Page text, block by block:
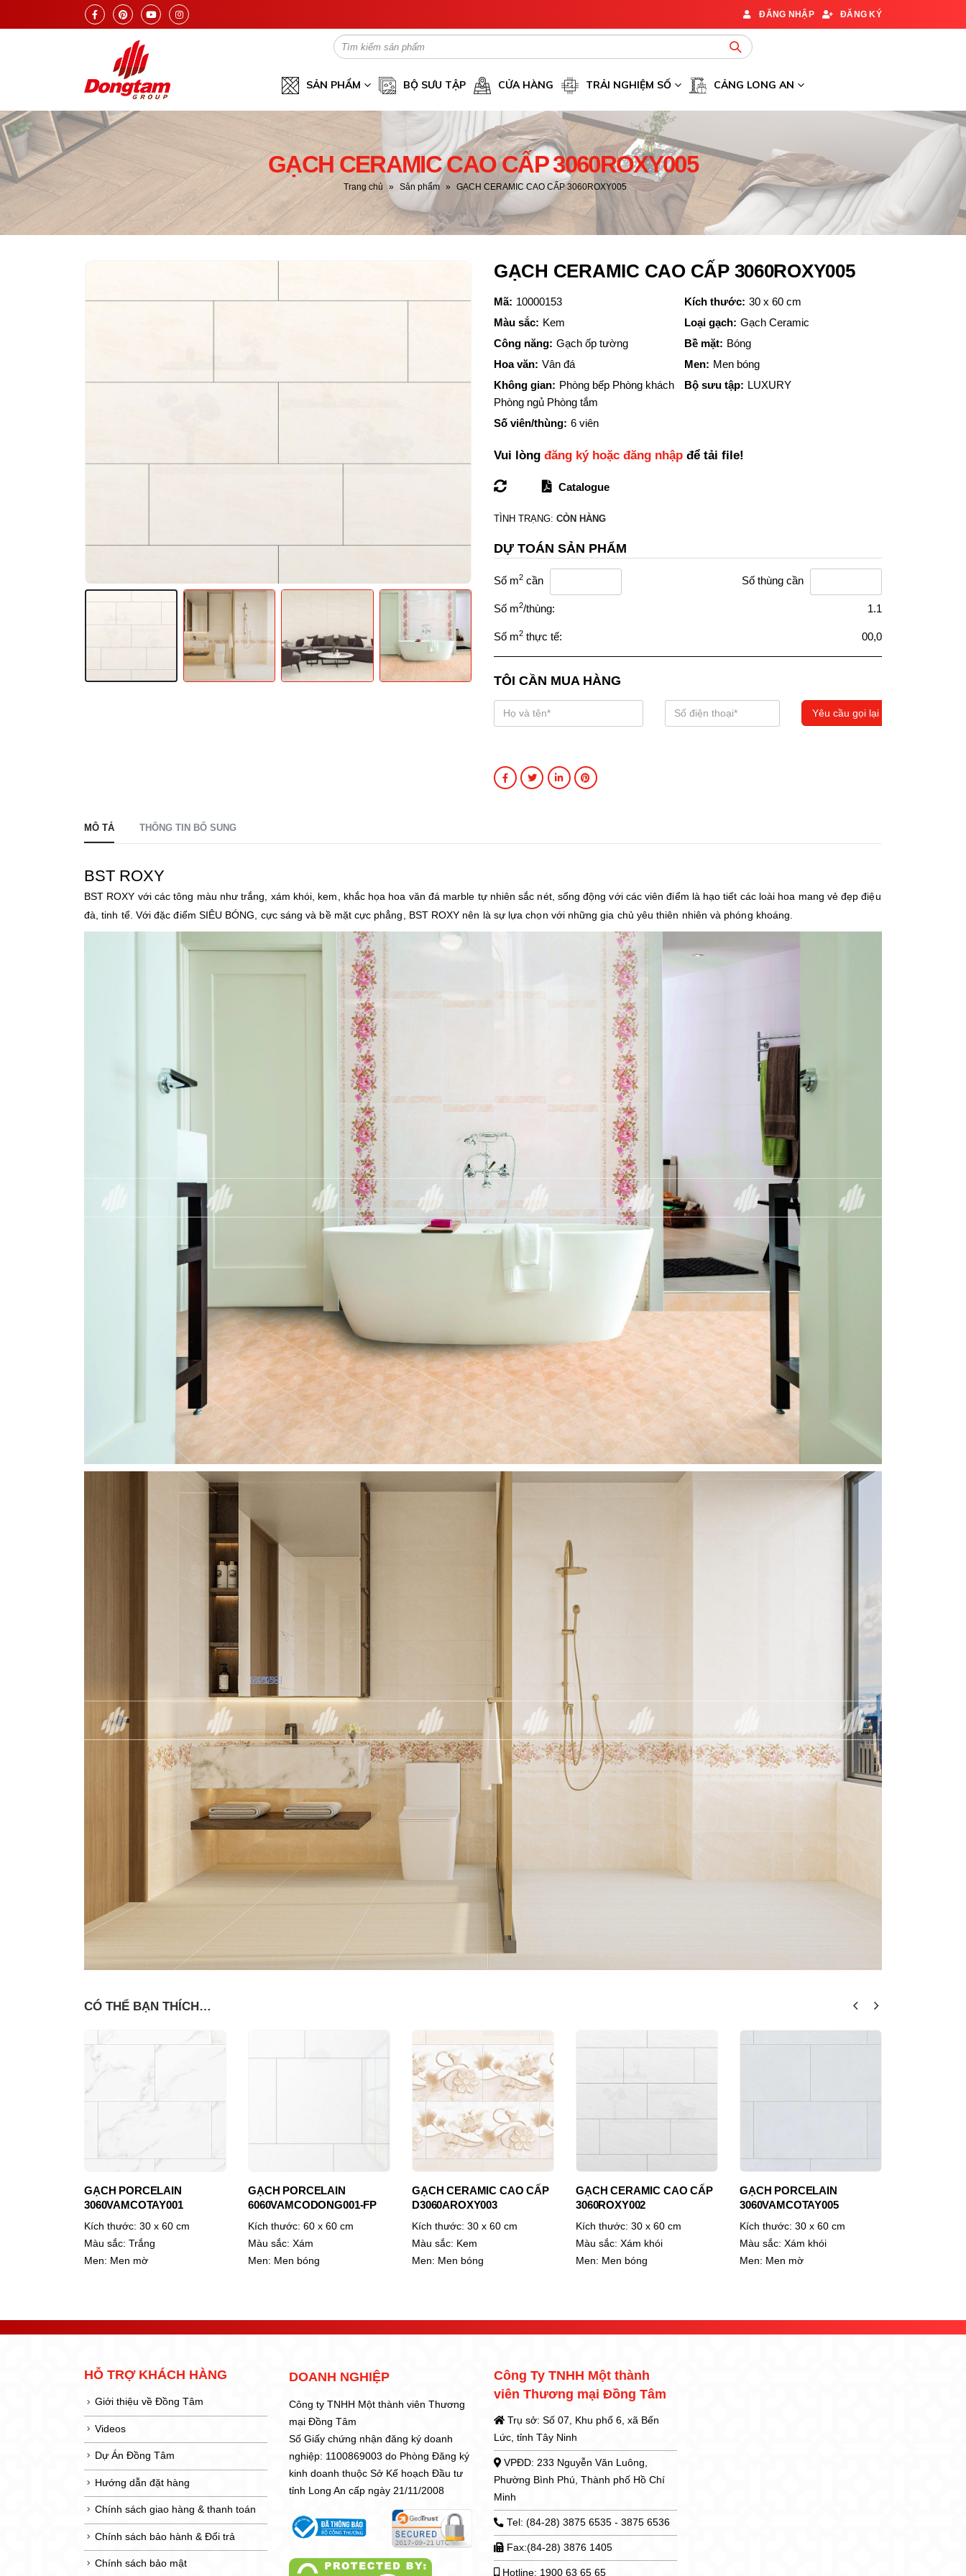
ĐĂNG NHẬP ĐĂNG KÝ
SẢN PHẨM BỘ SƯU TẬP CỬA HÀNG TRẢI NGHIỆM SỐ CẢNG LONG AN
GẠCH CERAMIC CAO CẤP 3060ROXY005
Trang chủ » Sản phẩm » GẠCH CERAMIC CAO CẤP 3060ROXY005
GẠCH CERAMIC CAO CẤP 3060ROXY005
Mã: 10000153 Kích thước: 30 x 60 cm
Màu sắc: Kem Loại gạch: Gạch Ceramic
Công năng: Gạch ốp tường Bề mặt: Bóng
Hoa văn: Vân đá Men: Men bóng
Không gian: Phòng bếp Phòng khách
Phòng ngủ Phòng tắm
Bộ sưu tập: LUXURY
Số viên/thùng: 6 viên
Vui lòng đăng ký hoặc đăng nhập để tải file!
Catalogue
TÌNH TRẠNG: CÒN HÀNG
DỰ TOÁN SẢN PHẨM
Số m2 cần Số thùng cần
Số m2/thùng: 1.1
Số m2 thực tế: 00,0
TÔI CẦN MUA HÀNG
MÔ TẢ THÔNG TIN BỔ SUNG
BST ROXY
BST ROXY với các tông màu như trắng, xám khói, kem, khắc họa hoa văn đá marble tự nhiên sắc nét, sống động với các viên điểm là hạo tiết các loài hoa mang vẻ đẹp điệu
đà, tinh tế. Với đặc điểm SIÊU BÓNG, cực sáng và bề mặt cực phẳng, BST ROXY nên là sự lựa chọn với những gia chủ yêu thiên nhiên và phóng khoáng.
CÓ THỂ BẠN THÍCH…
GẠCH PORCELAIN
6060VAMCODONG001-FP
Kích thước: 60 x 60 cm
Màu sắc: Xám
Men: Men bóng
GẠCH CERAMIC CAO CẤP
D3060AROXY003
Kích thước: 30 x 60 cm
Màu sắc: Kem
Men: Men bóng
GẠCH CERAMIC CAO CẤP
3060ROXY002
Kích thước: 30 x 60 cm
Màu sắc: Xám khói
Men: Men bóng
GẠCH PORCELAIN
3060VAMCOTAY005
Kích thước: 30 x 60 cm
Màu sắc: Xám khói
Men: Men mờ
GẠCH PORCELAIN
6060VAMCODONG004-FP
Kích thước: 60 x 60 cm
Màu sắc: Kem
Men: Men bóng
HỖ TRỢ KHÁCH HÀNG
Giới thiệu về Đồng Tâm
Videos
Dự Án Đồng Tâm
Hướng dẫn đặt hàng
Chính sách giao hàng & thanh toán
Chính sách bảo hành & Đổi trả
Chính sách bảo mật
DOANH NGHIỆP
Công ty TNHH Một thành viên Thương
mại Đồng Tâm
Số Giấy chứng nhận đăng ký doanh
nghiệp: 1100869003 do Phòng Đăng ký
kinh doanh thuộc Sở Kế hoạch Đầu tư
tỉnh Long An cấp ngày 21/11/2008
Công Ty TNHH Một thành
viên Thương mại Đồng Tâm
Trụ sở: Số 07, Khu phố 6, xã Bến
Lức, tỉnh Tây Ninh
VPĐD: 233 Nguyễn Văn Luông,
Phường Bình Phú, Thành phố Hồ Chí
Minh
Tel: (84-28) 3875 6535 - 3875 6536
Fax:(84-28) 3876 1405
Hotline: 1900 63 65 65